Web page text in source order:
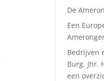
De
Een
Bedrijven
Burg. Jhr.
een